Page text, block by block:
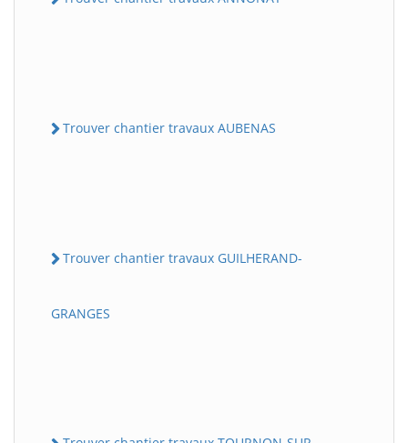
Trouver chantier travaux AUBENAS
Trouver chantier travaux GUILHERAND-
GRANGES